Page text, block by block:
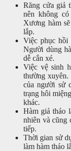
Răng cửa giả
nên không
Xương hàm
lắp.
Việc phục hồi
Người dùng
dễ cắn xé.
Việc vệ sinh
thường
của người sử
trạng hôi
khác.
Hàm giả tháo
nhiên và cũng
tiếp.
Thời gian sử
làm hàm tháo